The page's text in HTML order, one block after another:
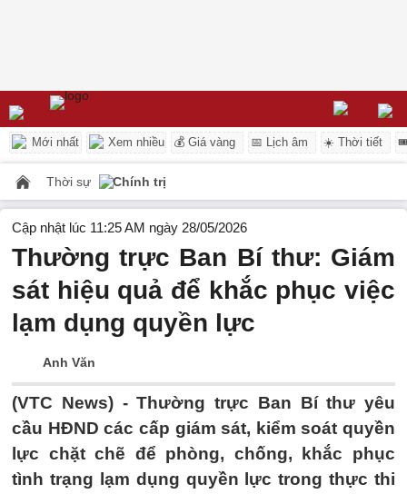
Mới nhất Xem nhiều 💰 Giá vàng 📅 Lịch âm ☀️ Thời tiết
Thời sự Chính trị
Cập nhật lúc 11:25 AM ngày 28/05/2026
Thường trực Ban Bí thư: Giám
sát hiệu quả để khắc phục việc
lạm dụng quyền lực
Anh Văn
(VTC News) -Thường trực Ban Bí thư yêu
cầu HĐND các cấp giám sát, kiểm soát quyền
lực chặt chẽ để phòng, chống, khắc phục
tình trạng lạm dụng quyền lực trong thực thi